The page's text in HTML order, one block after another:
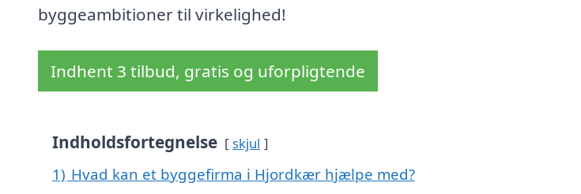
byggeambitioner til virkelighed!
Indhent 3 tilbud, gratis og uforpligtende
Indholdsfortegnelse skjul
1) Hvad kan et byggefirma i Hjordkær hjælpe med?